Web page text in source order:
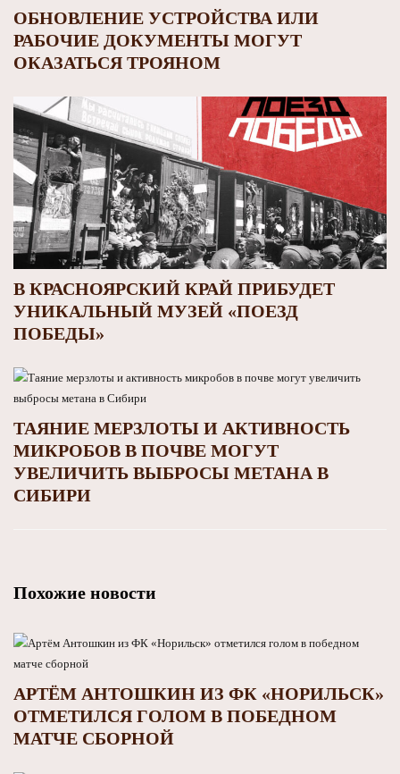
ОБНОВЛЕНИЕ УСТРОЙСТВА ИЛИ
РАБОЧИЕ ДОКУМЕНТЫ МОГУТ
ОКАЗАТЬСЯ ТРОЯНОМ
В КРАСНОЯРСКИЙ КРАЙ ПРИБУДЕТ
УНИКАЛЬНЫЙ МУЗЕЙ «ПОЕЗД
ПОБЕДЫ»
ТАЯНИЕ МЕРЗЛОТЫ И АКТИВНОСТЬ
МИКРОБОВ В ПОЧВЕ МОГУТ
УВЕЛИЧИТЬ ВЫБРОСЫ МЕТАНА В
СИБИРИ
Похожие новости
АРТЁМ АНТОШКИН ИЗ ФК «НОРИЛЬСК»
ОТМЕТИЛСЯ ГОЛОМ В ПОБЕДНОМ
МАТЧЕ СБОРНОЙ